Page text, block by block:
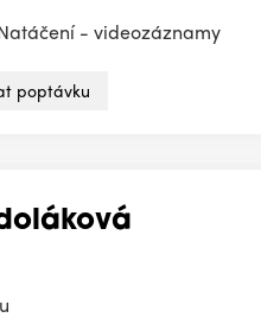
- videozáznamy
poptávku